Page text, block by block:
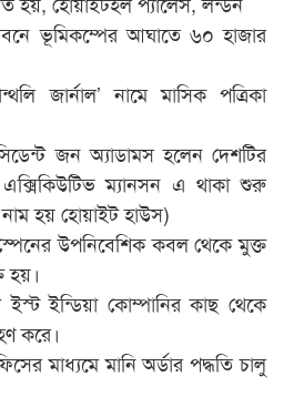
ভূমিকম্পের আঘাতে ৬০ হাজার
জার্নাল’ নামে মাসিক পত্রিকা
জন অ্যাডামস হলেন দেশটির
এক্সিকিউটিভ ম্যানসন এ থাকা শুরু
হয় হোয়াইট হাউস)
উপনিবেশিক কবল থেকে মুক্ত
হয়।
ইস্ট ইন্ডিয়া কোম্পানির কাছ থেকে
করে।
মাধ্যমে মানি অর্ডার পদ্ধতি চালু